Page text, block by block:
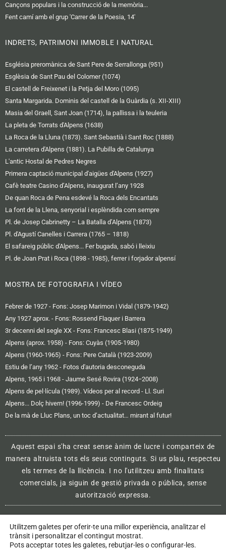
Cançons populars i la construcció de la memòria...
Fent camí amb el grup 'Carrer de la Poesia, 14'
INDRETS, PATRIMONI IMMOBLE I NATURAL
Església preromànica de Sant Pere de Serrallonga (951)
Esglèsia de Sant Pau del Colomer (1074)
El castell de Freixenet i la Petja del Moro (1095)
Santa Margarida. Dominis del castell de la Guàrdia (s. XII-XIII)
Masia del Graell, Sant Joan (1714), la pallissa i la teuleria
La pleta de Torrats d'Alpens (1638)
La Roca de la Lluna (1873). Sant Sebastià i Sant Roc (1888)
La carretera d'Alpens (1881). La Pubilla de Catalunya
L'antic Hostal de Pedres Negres
Primera captació municipal d'aigües d'Alpens (1927)
Cafè teatre Casino d’Alpens, inaugurat l’any 1928
De quan Roca de Pena esdevé la Roca dels Encantats
La font de la Llena, senyorial i esplèndida com sempre
Pl. de Josep Cabrinetty – La Batalla d’Alpens (1873)
Pl. d'Agustí Canelles i Carrera (1765 – 1818)
El safareig públic d'Alpens... Fer bugada, sabó i lleixiu
Pl. de Joan Prat i Roca (1898 - 1985), ferrer i forjador alpensí
MOSTRA DE FOTOGRAFIA I VÍDEO
Febrer de 1927 - Fons: Josep Marimon i Vidal (1879-1942)
Any 1927 aprox. - Fons: Rossend Flaquer i Barrera
3r decenni del segle XX - Fons: Francesc Blasi (1875-1949)
Alpens (aprox. 1958) - Fons: Cuyàs (1905-1980)
Alpens (1960-1965) - Fons: Pere Català (1923-2009)
Estiu de l’any 1962 - Fotos d'autoria desconeguda
Alpens, 1965 i 1968 - Jaume Sesé Rovira (1924−2008)
Alpens de pel·lícula (1989). Vídeos per al record - Ll. Suri
Alpens... Dolç hivern! (1996-1999) - De Francesc Ordeig
De la mà de Lluc Plans, un toc d’actualitat… mirant al futur!
Aquest espai s'ha creat sense ànim de lucre i comparteix de
manera altruista tots els seus continguts. Si us plau, respecteu
els termes de la llicència. I no l'utilitzeu amb finalitats
comercials, ja siguin de gestió privada o pública, sense
autorització expressa.
Avís legal i política de privacitat
Utilitzem galetes per oferir-te una millor experiència, analitzar el
trànsit i personalitzar el contingut mostrat.
Pots acceptar totes les galetes, rebutjar-les o configurar-les.